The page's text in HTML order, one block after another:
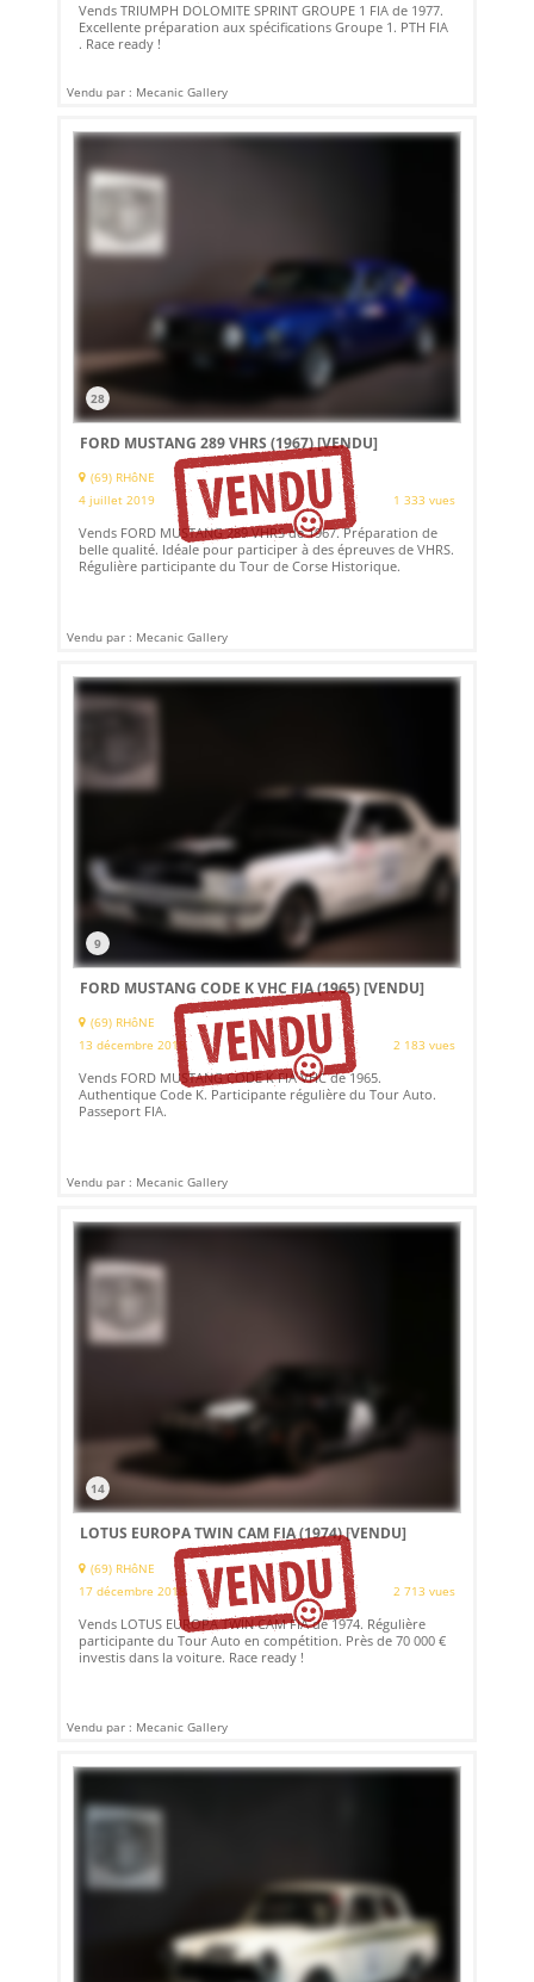
Vends TRIUMPH DOLOMITE SPRINT GROUPE 1 FIA de 1977.
Excellente préparation aux spécifications Groupe 1. PTH FIA
. Race ready !
Vendu par : Mecanic Gallery
28
FORD MUSTANG 289 VHRS (1967)[VENDU]
(69) RHôNE
4 juillet 2019
1 333 vues
Vends FORD MUSTANG 289 VHRS de 1967. Préparation de
belle qualité. Idéale pour participer à des épreuves de VHRS.
Régulière participante du Tour de Corse Historique.
Vendu par : Mecanic Gallery
9
FORD MUSTANG CODE K VHC FIA (1965)[VENDU]
(69) RHôNE
13 décembre 2018
2 183 vues
Vends FORD MUSTANG CODE K FIA VHC de 1965.
Authentique Code K. Participante régulière du Tour Auto.
Passeport FIA.
Vendu par : Mecanic Gallery
14
LOTUS EUROPA TWIN CAM FIA (1974)[VENDU]
(69) RHôNE
17 décembre 2018
2 713 vues
Vends LOTUS EUROPA TWIN CAM FIA de 1974. Régulière
participante du Tour Auto en compétition. Près de 70 000 €
investis dans la voiture. Race ready !
Vendu par : Mecanic Gallery